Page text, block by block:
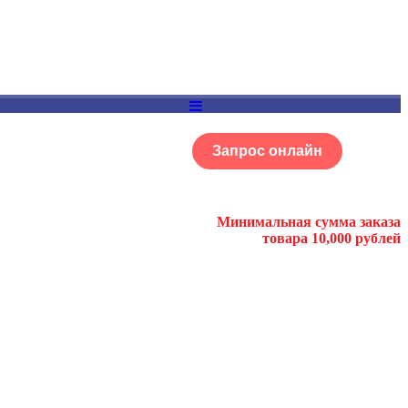
Запрос онлайн
Минимальная сумма заказа
товара 10,000 рублей